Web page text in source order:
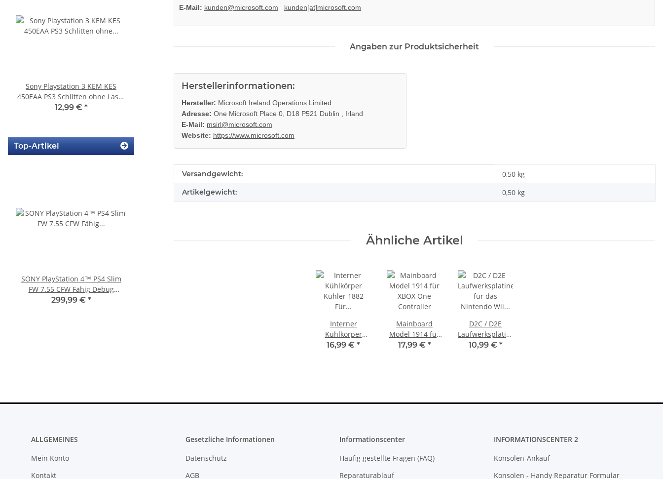
E-Mail: kunden@microsoft.com kunden[at]microsoft.com
Angaben zur Produktsicherheit
Herstellerinformationen:
Hersteller: Microsoft Ireland Operations Limited
Adresse: One Microsoft Place 0, D18 P521 Dublin , Irland
E-Mail: msirl@microsoft.com
Website: https://www.microsoft.com
Produkteigenschaft
Wert
Versandgewicht: 0,50 kg
Artikelgewicht: 0,50 kg
Ähnliche Artikel
Interner
Kühlkörper
Kühler 1882 Für
16,99 € *
Mainboard
Model 1914 für
XBOX One
17,99 € *
D2C / D2E
Laufwerksplatine
für das
10,99 € *
Sony Playstation 3 KEM KES
450EAA PS3 Schlitten ohne Laser
Blu-Ray Laufwerk 320
12,99 € *
SONY PS3 Slim Netzteil EADP
gerbaucht
29,99 €*
SONY PS3 Slim Netzteil APS250
29,99 €
Top-Artikel
SONY PlayStation 4™ PS4 Slim
FW 7.55 CFW Fähig Debug
Settings - 500GB CUH-2016A
299,99 € *
PS3 Playstation 3 Laufwerk
Flachband Flex Kabel für KES
KEM 450DAA 450EAA Laser Slim
4,79 €*
ALLGEMEINES
Mein Konto
Kontakt
Gesetzliche Informationen
Datenschutz
AGB
Informationscenter
Häufig gestellte Fragen (FAQ)
Reparaturablauf
INFORMATIONSCENTER 2
Konsolen-Ankauf
Konsolen - Handy Reparatur Formular